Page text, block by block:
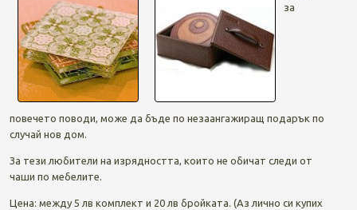
за
повечето поводи, може да бъде по незаангажиращ подарък по
случай нов дом.
За тези любители на изрядността, които не обичат следи от
чаши по мебелите.
Цена: между 5 лв комплект и 20 лв бройката. (Аз лично си купих